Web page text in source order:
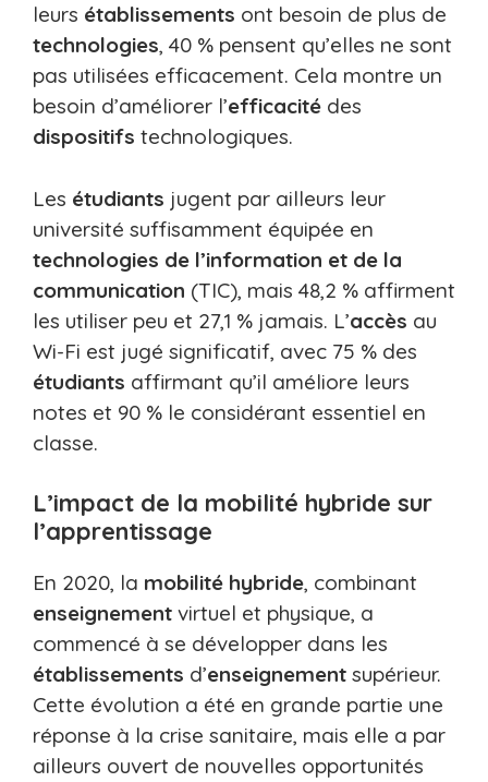
leurs établissements ont besoin de plus de
technologies, 40 % pensent qu’elles ne sont
pas utilisées efficacement. Cela montre un
besoin d’améliorer l’efficacité des
dispositifs technologiques.
Les étudiants jugent par ailleurs leur
université suffisamment équipée en
technologies de l’information et de la
communication (TIC), mais 48,2 % affirment
les utiliser peu et 27,1 % jamais. L’accès au
Wi-Fi est jugé significatif, avec 75 % des
étudiants affirmant qu’il améliore leurs
notes et 90 % le considérant essentiel en
classe.
L’impact de la mobilité hybride sur
l’apprentissage
En 2020, la mobilité hybride, combinant
enseignement virtuel et physique, a
commencé à se développer dans les
établissements d’enseignement supérieur.
Cette évolution a été en grande partie une
réponse à la crise sanitaire, mais elle a par
ailleurs ouvert de nouvelles opportunités